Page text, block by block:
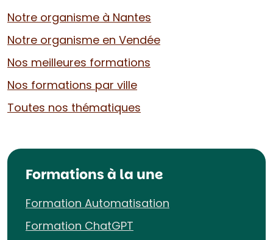
Notre organisme à Nantes
Notre organisme en Vendée
Nos meilleures formations
Nos formations par ville
Toutes nos thématiques
Formations à la une
Formation Automatisation
Formation ChatGPT